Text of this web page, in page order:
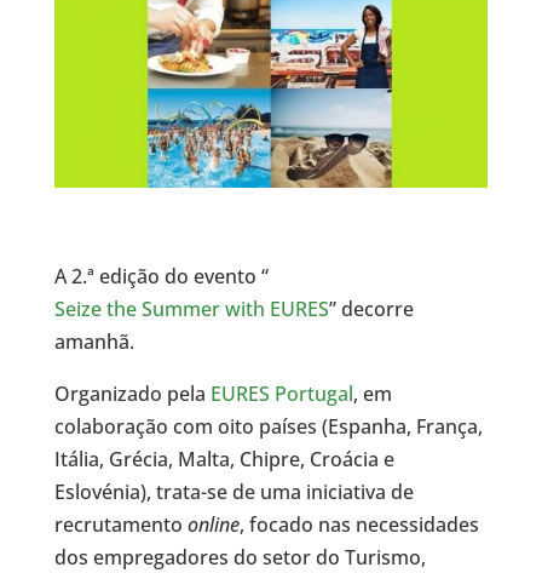
A 2.ª edição do evento “
Seize the Summer with EURES” decorre
amanhã.
Organizado pela EURES Portugal, em
colaboração com oito países (Espanha, França,
Itália, Grécia, Malta, Chipre, Croácia e
Eslovénia), trata-se de uma iniciativa de
recrutamento online, focado nas necessidades
dos empregadores do setor do Turismo,